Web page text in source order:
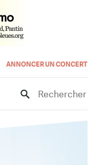
ANNONCER UN CONCERT
Rechercher